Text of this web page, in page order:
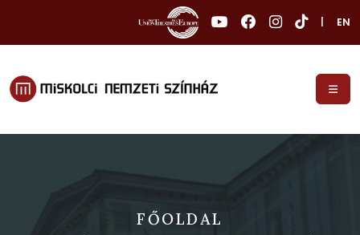
EN
FŐOLDAL